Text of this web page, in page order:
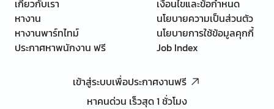
เกี่ยวกับเรา
หางาน
หางานพาร์ทไทม์
ประกาศหาพนักงาน ฟรี
เงื่อนไขและข้อกำหนด
นโยบายความเป็นส่วนตัว
นโยบายการใช้ข้อมูลคุกกี้
Job Index
เข้าสู่ระบบเพื่อประกาศงานฟรี
หาคนด่วน เร็วสุด 1 ชั่วโมง